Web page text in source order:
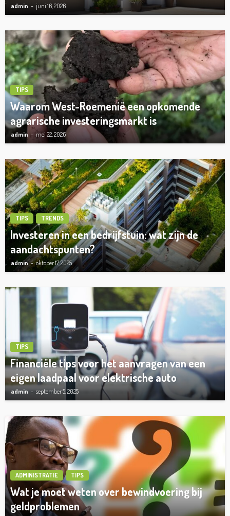
admin juni 16, 2026
TIPS
Waarom West-Roemenië een opkomende
agrarische investeringsmarkt is
admin mei 22, 2026
TIPS TRENDS
Investeren in een bedrijfstuin: wat zijn de
aandachtspunten?
admin oktober 17, 2025
TIPS
Financiële tips voor het aanvragen van een
eigen laadpaal voor elektrische auto
admin september 5, 2025
ADMINISTRATIE TIPS
Wat je moet weten over bewindvoering bij
geldproblemen